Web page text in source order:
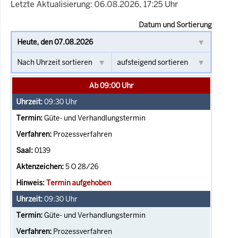
Letzte Aktualisierung: 06.08.2026, 17:25 Uhr
Datum und Sortierung
Ab 09:00 Uhr
09:30 Uhr
Güte- und Verhandlungstermin
Prozessverfahren
0139
5 O 28/26
Termin aufgehoben
09:30 Uhr
Güte- und Verhandlungstermin
Prozessverfahren